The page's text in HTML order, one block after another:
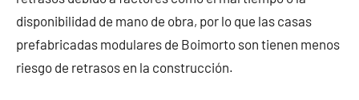
disponibilidad de mano de obra, por lo que las casas
prefabricadas modulares de Boimorto son tienen menos
riesgo de retrasos en la construcción.